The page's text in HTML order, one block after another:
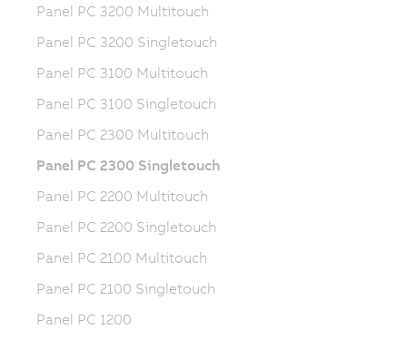
Panel PC 3200 Multitouch
Panel PC 3200 Singletouch
Panel PC 3100 Multitouch
Panel PC 3100 Singletouch
Panel PC 2300 Multitouch
Panel PC 2300 Singletouch
Panel PC 2200 Multitouch
Panel PC 2200 Singletouch
Panel PC 2100 Multitouch
Panel PC 2100 Singletouch
Panel PC 1200